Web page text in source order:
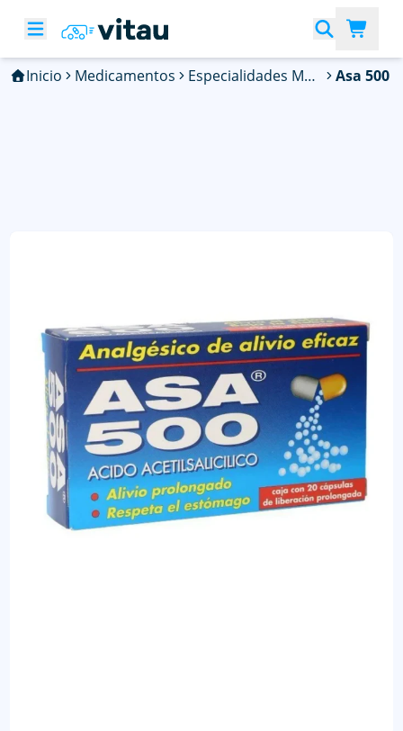
Inicio Medicamentos Especialidades Médicas Asa 500